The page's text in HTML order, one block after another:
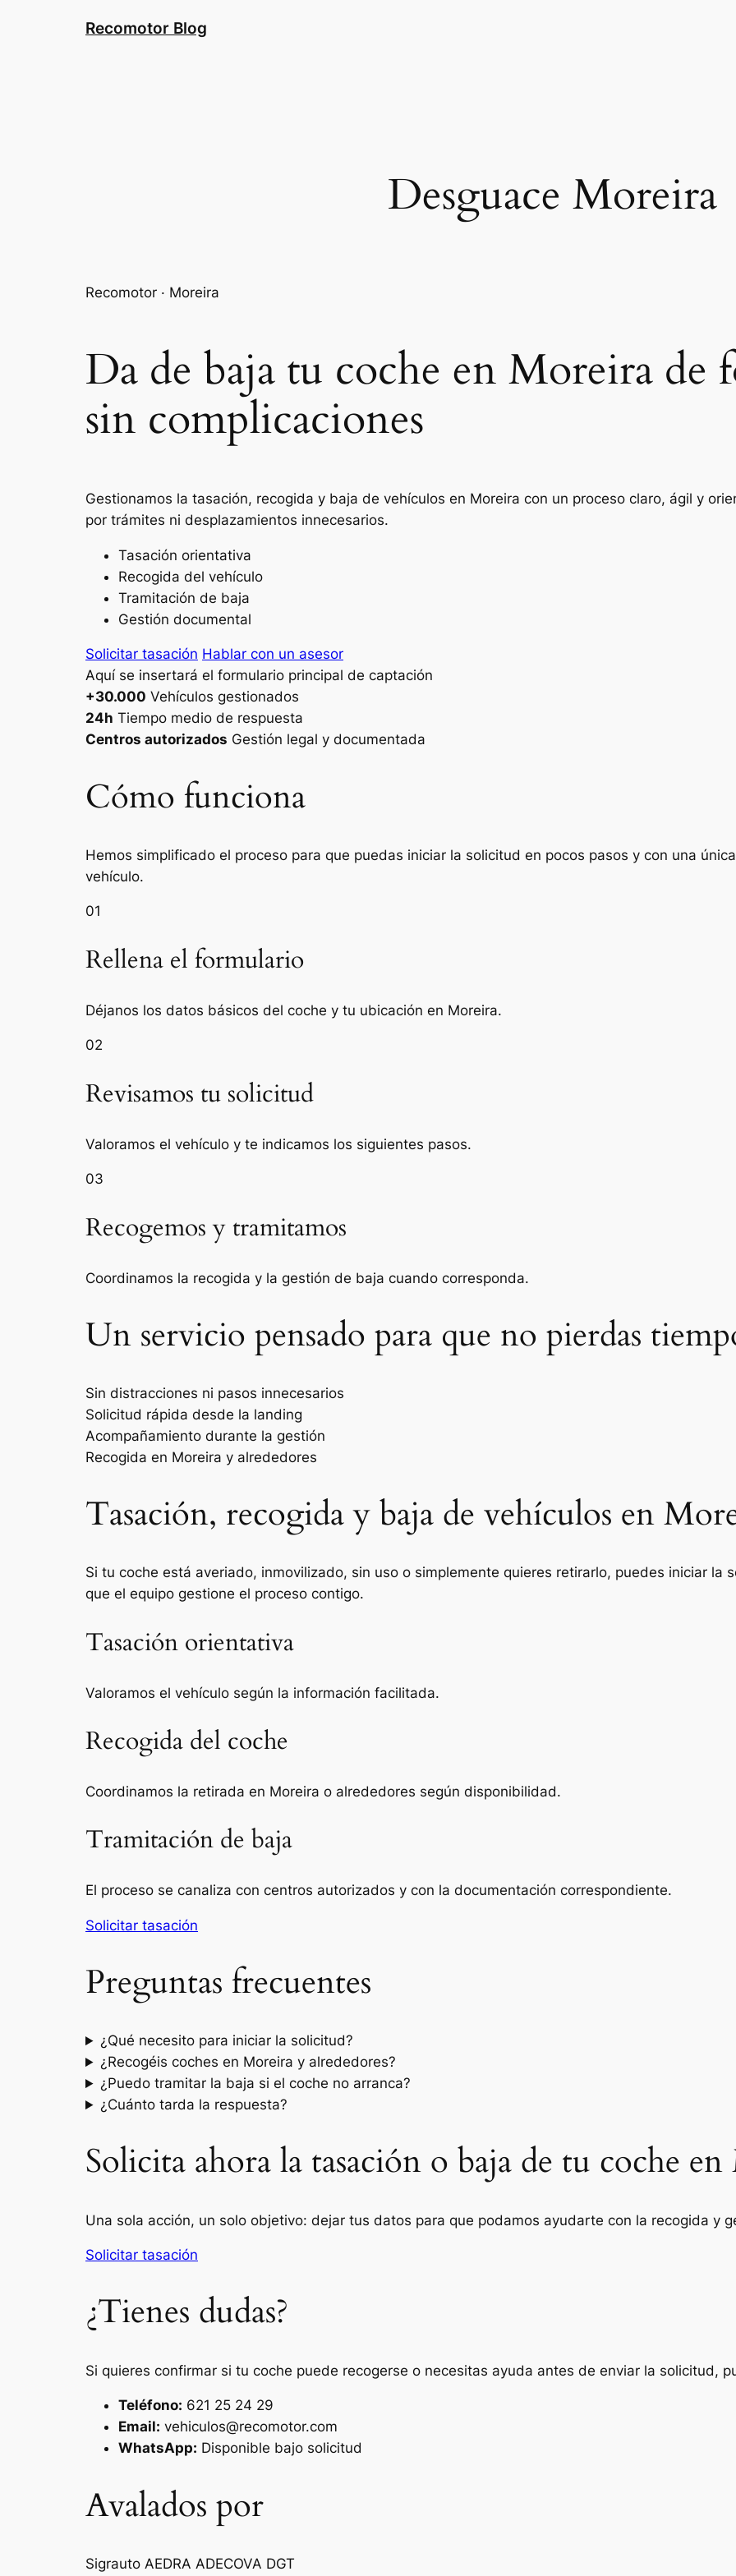
Recomotor Blog
Desguace Moreira
Recomotor · Moreira
Da de baja tu coche en Moreira de
sin complicaciones
Gestionamos la tasación, recogida y baja de vehículos en Moreira con un proceso claro, ágil y
por trámites ni desplazamientos innecesarios.
Tasación orientativa
Recogida del vehículo
Tramitación de baja
Gestión documental
Solicitar tasación Hablar con un asesor
Aquí se insertará el formulario principal de captación
+30.000 Vehículos gestionados
24h Tiempo medio de respuesta
Centros autorizados Gestión legal y documentada
Cómo funciona
Hemos simplificado el proceso para que puedas iniciar la solicitud en pocos pasos y con una
vehículo.
01
Rellena el formulario
Déjanos los datos básicos del coche y tu ubicación en Moreira.
02
Revisamos tu solicitud
Valoramos el vehículo y te indicamos los siguientes pasos.
03
Recogemos y tramitamos
Coordinamos la recogida y la gestión de baja cuando corresponda.
Un servicio pensado para que no pierdas
Sin distracciones ni pasos innecesarios
Solicitud rápida desde la landing
Acompañamiento durante la gestión
Recogida en Moreira y alrededores
Tasación, recogida y baja de vehículos en
Si tu coche está averiado, inmovilizado, sin uso o simplemente quieres retirarlo, puedes iniciar la
que el equipo gestione el proceso contigo.
Tasación orientativa
Valoramos el vehículo según la información facilitada.
Recogida del coche
Coordinamos la retirada en Moreira o alrededores según disponibilidad.
Tramitación de baja
El proceso se canaliza con centros autorizados y con la documentación correspondiente.
Solicitar tasación
Preguntas frecuentes
¿Qué necesito para iniciar la solicitud?
¿Recogéis coches en Moreira y alrededores?
¿Puedo tramitar la baja si el coche no arranca?
¿Cuánto tarda la respuesta?
Solicita ahora la tasación o baja de tu coche
Una sola acción, un solo objetivo: dejar tus datos para que podamos ayudarte con la recogida y
Solicitar tasación
¿Tienes dudas?
Si quieres confirmar si tu coche puede recogerse o necesitas ayuda antes de enviar la solicitud,
Teléfono: 621 25 24 29
Email: vehiculos@recomotor.com
WhatsApp: Disponible bajo solicitud
Avalados por
Sigrauto AEDRA ADECOVA DGT